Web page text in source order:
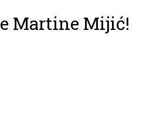
Martine Mijić!